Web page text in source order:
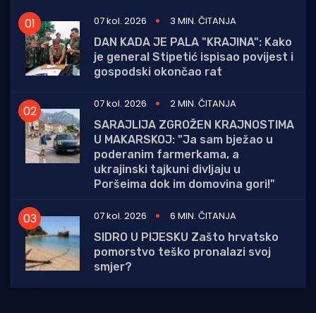
07 kol. 2026
3 MIN. ČITANJA
DAN KADA JE PALA "KRAJINA": Kako
je general Stipetić ispisao povijest i
gospodski okončao rat
07 kol. 2026
2 MIN. ČITANJA
SARAJLIJA ZGROŽEN KRAJNOSTIMA
U MAKARSKOJ: "Ja sam bježao u
poderanim farmerkama, a
ukrajinski tajkuni divljaju u
Poršeima dok im domovina gori!"
07 kol. 2026
6 MIN. ČITANJA
SIDRO U PIJESKU Zašto hrvatsko
pomorstvo teško pronalazi svoj
smjer?